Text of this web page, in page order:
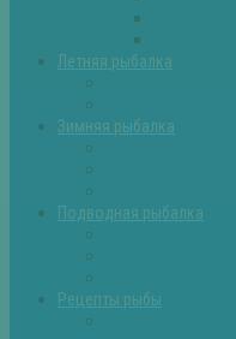
Летняя рыбалка
Зимняя рыбалка
Подводная рыбалка
Рецепты рыбы